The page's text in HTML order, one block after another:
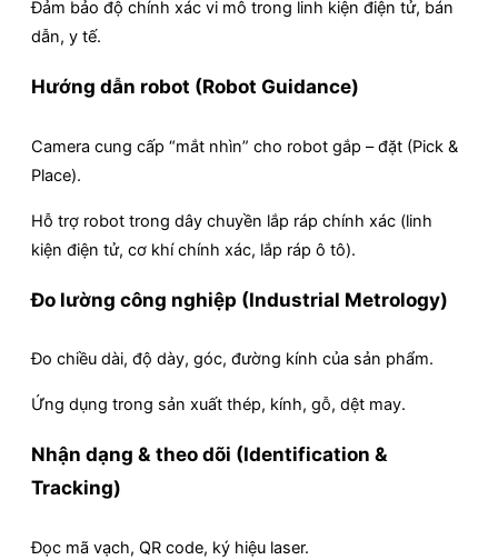
Đảm bảo độ chính xác vi mô trong linh kiện điện tử, bán
dẫn, y tế.
Hướng dẫn robot (Robot Guidance)
Camera cung cấp “mắt nhìn” cho robot gắp – đặt (Pick &
Place).
Hỗ trợ robot trong dây chuyền lắp ráp chính xác (linh
kiện điện tử, cơ khí chính xác, lắp ráp ô tô).
Đo lường công nghiệp (Industrial Metrology)
Đo chiều dài, độ dày, góc, đường kính của sản phẩm.
Ứng dụng trong sản xuất thép, kính, gỗ, dệt may.
Nhận dạng & theo dõi (Identification &
Tracking)
Đọc mã vạch, QR code, ký hiệu laser.